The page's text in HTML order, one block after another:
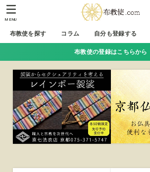
布教使を探す コラム 自分も登録する
MENU
布教使の登録はこちらから